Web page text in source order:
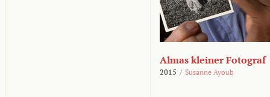
Almas kleiner Fotograf
2015 / Susanne Ayoub